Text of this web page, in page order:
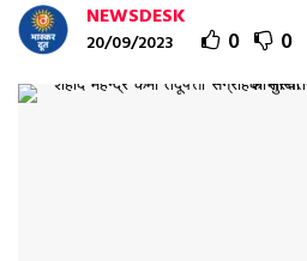
NEWSDESK
20/09/2023 0 0